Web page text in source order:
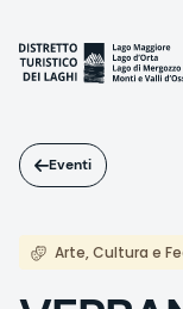
contenuto
principale
Eventi
Arte, Cultura e